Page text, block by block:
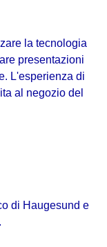
la tecnologia
presentazioni
L'esperienza di
al negozio del
di Haugesund e